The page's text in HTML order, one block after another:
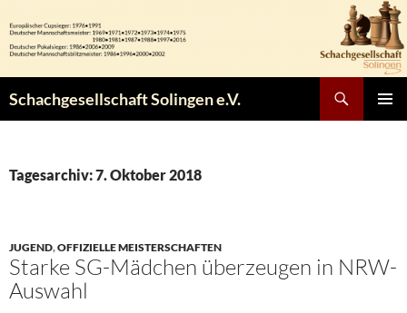
Inhalt
springen
Schachgesellschaft Solingen e.V.
Tagesarchiv: 7. Oktober 2018
JUGEND,OFFIZIELLE MEISTERSCHAFTEN
Starke SG-Mädchen überzeugen in NRW-
Auswahl